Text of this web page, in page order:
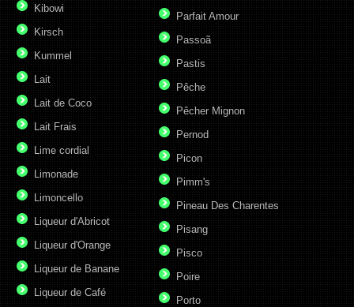
Kibowi
Kirsch
Kummel
Lait
Lait de Coco
Lait Frais
Lime cordial
Limonade
Limoncello
Liqueur d'Abricot
Liqueur d'Orange
Liqueur de Banane
Liqueur de Café
Parfait Amour
Passoã
Pastis
Pêche
Pêcher Mignon
Pernod
Picon
Pimm's
Pineau Des Charentes
Pisang
Pisco
Poire
Porto